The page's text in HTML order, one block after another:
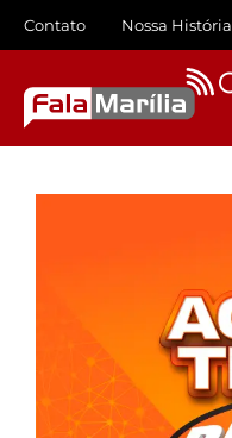
Contato Nossa História